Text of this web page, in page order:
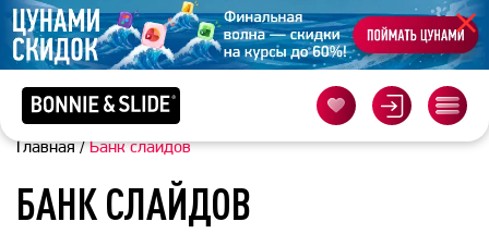
Главная/Банк слайдов
БАНК СЛАЙДОВ